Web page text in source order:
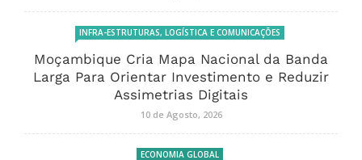
INFRA-ESTRUTURAS, LOGÍSTICA E COMUNICAÇÕES
Moçambique Cria Mapa Nacional da Banda
Larga Para Orientar Investimento e Reduzir
Assimetrias Digitais
10 de Agosto, 2026
ECONOMIA GLOBAL